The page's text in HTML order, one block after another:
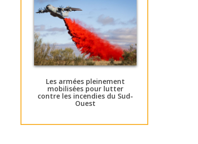
Les armées pleinement
mobilisées pour lutter
contre les incendies du Sud-
Ouest